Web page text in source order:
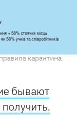
карантина.
бывают